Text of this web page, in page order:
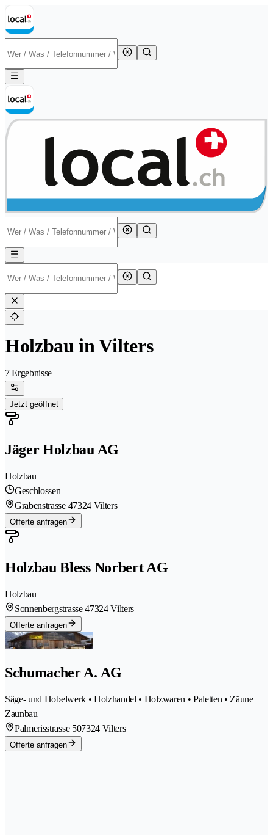
Holzbau in Vilters
7 Ergebnisse
Jetzt geöffnet
Jäger Holzbau AG
Holzbau
Geschlossen
Grabenstrasse 47324 Vilters
Offerte anfragen
Holzbau Bless Norbert AG
Holzbau
Sonnenbergstrasse 47324 Vilters
Offerte anfragen
Schumacher A. AG
Säge- und Hobelwerk • Holzhandel • Holzwaren • Paletten • Zäune
Zaunbau
Palmerisstrasse 507324 Vilters
Offerte anfragen